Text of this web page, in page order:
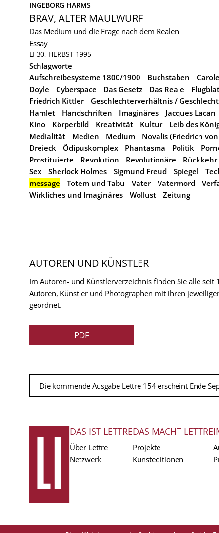
INGEBORG HARMS
BRAV, ALTER MAULWURF
Das Medium und die Frage nach dem Realen
Essay
LI 30, HERBST 1995
Schlagworte
Aufschreibesysteme 1800/1900
Buchstaben
Doyle
Cyberspace Das Gesetz Das Reale
Friedrich Kittler
Geschlechterverhältnis /
Hamlet
Handschriften Imaginäres Jacques Lacan
Kino
Körperbild Kreativität Kultur Leib des
Medialität
Medien Medium Novalis (Friedrich
Dreieck
Ödipuskomplex Phantasma Politik
Prostituierte
Revolution Revolutionäre Rückkehr
Sex
Sherlock Holmes Sigmund Freud Spiegel
message
Totem und Tabu Vater Vatermord
Wirkliches und Imaginäres
Wollust Zeitung
AUTOREN UND KÜNSTLER
Im Autoren- und Künstlerverzeichnis finden Sie alle seit
Autoren, Künstler und Photographen mit ihren
geordnet.
PDF
Die kommende Ausgabe Lettre 154 erscheint Ende
FUSSZEILE
DAS IST LETTRE
Über Lettre
Netzwerk
DAS MACHT LETTRE
Projekte
Kunsteditionen